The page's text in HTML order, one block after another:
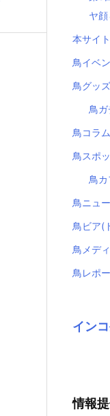
ヤ
本サイ
鳥イベ
鳥グッズ
鳥ガ
鳥コラム
鳥スポ
鳥カ
鳥ニュ
鳥ビア(
鳥メデ
鳥レポ
イン
情報